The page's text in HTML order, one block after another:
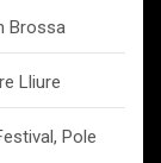
Brossa
Lliure
Pole